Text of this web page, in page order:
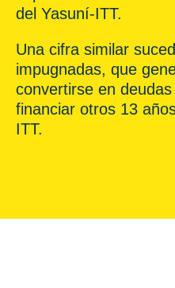
del Yasuní-ITT.
Una cifra similar
impugnadas, que
convertirse en
financiar otros 13
ITT.